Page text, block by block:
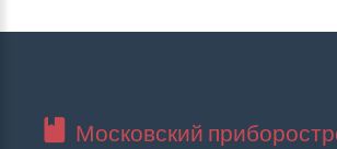
Московский